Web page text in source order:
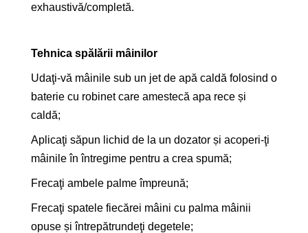
exhaustivă/completă.
Tehnica spălării mâinilor
Udaţi-vă mâinile sub un jet de apă caldă folosind o
baterie cu robinet care amestecă apa rece și
caldă;
Aplicaţi săpun lichid de la un dozator și acoperi-ţi
mâinile în întregime pentru a crea spumă;
Frecaţi ambele palme împreună;
Frecaţi spatele fiecărei mâini cu palma mâinii
opuse și întrepătrundeţi degetele;